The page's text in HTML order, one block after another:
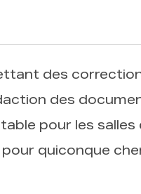
des
des
pour les salles
quiconque